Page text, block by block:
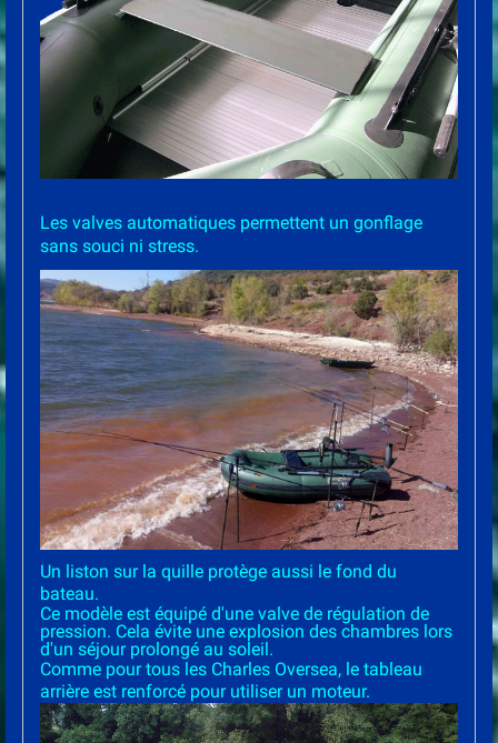
Les valves automatiques permettent un gonflage
sans souci ni stress.
Un liston sur la quille protège aussi le fond du
bateau.
Ce modèle est équipé d'une valve de régulation de
pression. Cela évite une explosion des chambres lors
d'un séjour prolongé au soleil.
Comme pour tous les Charles Oversea, le tableau
arrière est renforcé pour utiliser un moteur.